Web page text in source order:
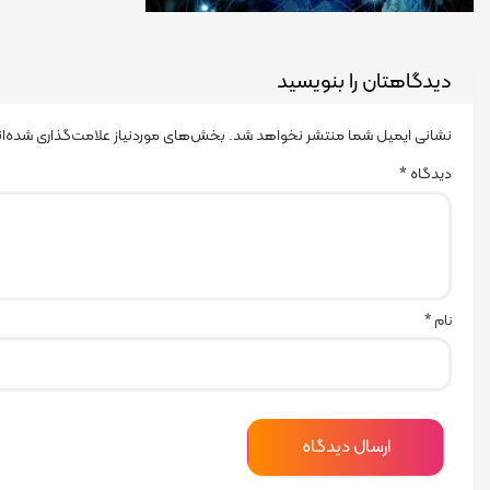
دیدگاهتان را بنویسید
نشانی ایمیل شما منتشر نخواهد شد. بخش‌های موردنیاز علامت‌گذاری
دیدگاه*
نام *